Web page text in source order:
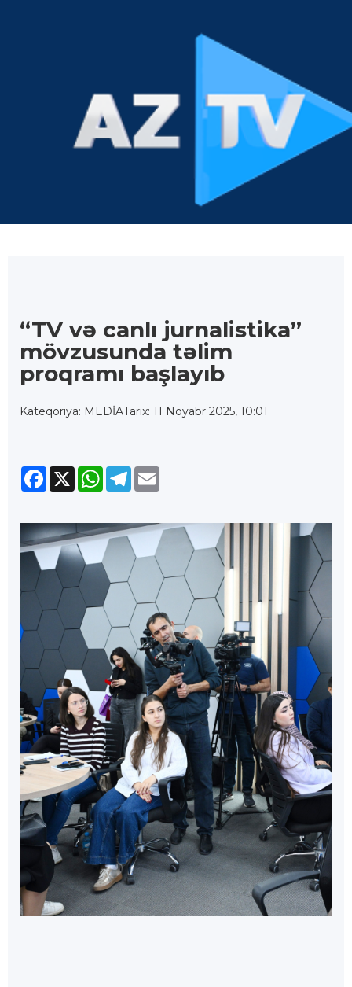
“TV və canlı jurnalistika”
mövzusunda təlim
proqramı başlayıb
Kateqoriya: MEDİATarix: 11 Noyabr 2025, 10:01
Facebook
X WhatsApp
Telegram